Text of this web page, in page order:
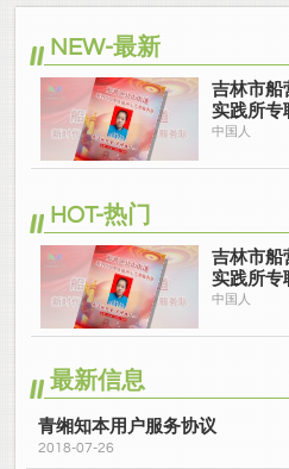
NEW-最新
吉林市船
实践所专
中国人
HOT-热门
吉林市船
实践所专
中国人
最新信息
青缃知本用户服务协议
2018-07-26